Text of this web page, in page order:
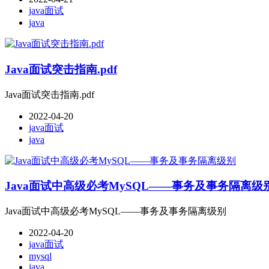
java面试
java
Java面试突击指南.pdf
Java面试突击指南.pdf
2022-04-20
java面试
java
Java面试中高级必考MySQL——事务及事务隔离级
Java面试中高级必考MySQL——事务及事务隔离级别
2022-04-20
java面试
mysql
java